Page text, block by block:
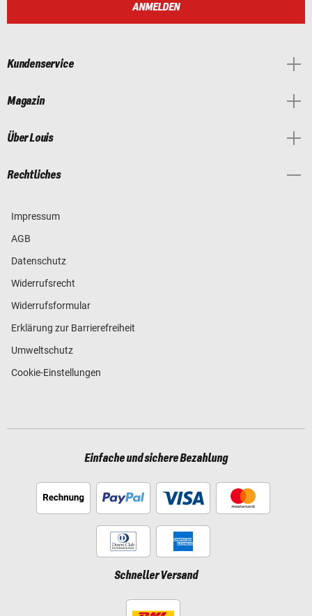
ANMELDEN
Kundenservice
Magazin
Über Louis
Rechtliches
Impressum
AGB
Datenschutz
Widerrufsrecht
Widerrufsformular
Erklärung zur Barrierefreiheit
Umweltschutz
Cookie-Einstellungen
Einfache und sichere Bezahlung
Schneller Versand